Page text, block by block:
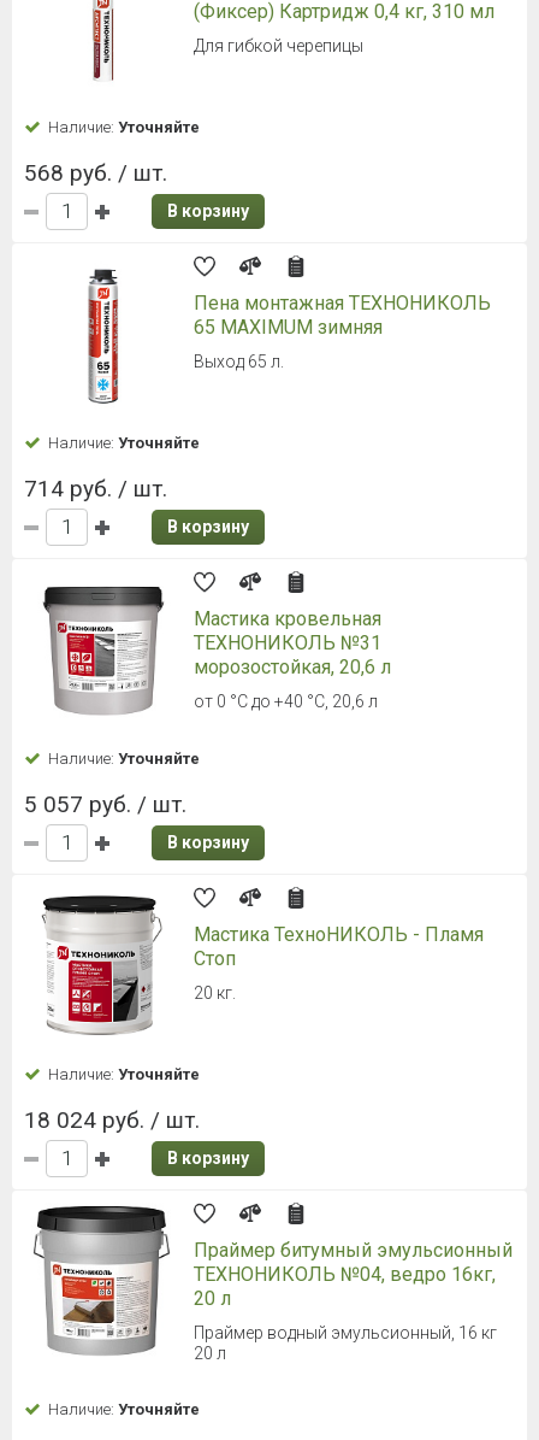
(Фиксер) Картридж 0,4 кг, 310 мл
Для гибкой черепицы
Наличие: Уточняйте
568 руб. / шт.
В корзину
Пена монтажная ТЕХНОНИКОЛЬ
65 MAXIMUM зимняя
Выход 65 л.
Наличие: Уточняйте
714 руб. / шт.
В корзину
Мастика кровельная
ТЕХНОНИКОЛЬ №31
морозостойкая, 20,6 л
от 0 °С до +40 °С, 20,6 л
Наличие: Уточняйте
5 057 руб. / шт.
В корзину
Мастика ТехноНИКОЛЬ - Пламя
Стоп
20 кг.
Наличие: Уточняйте
18 024 руб. / шт.
В корзину
Праймер битумный эмульсионный
ТЕХНОНИКОЛЬ №04, ведро 16кг,
20 л
Праймер водный эмульсионный, 16 кг
20 л
Наличие: Уточняйте